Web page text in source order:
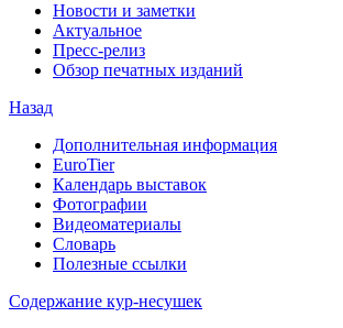
Новости и заметки
Актуальное
Пресс-релиз
Обзор печатных изданий
Назад
Дополнительная информация
EuroTier
Календарь выставок
Фотографии
Видеоматериалы
Словарь
Полезные ссылки
Содержание кур-несушек